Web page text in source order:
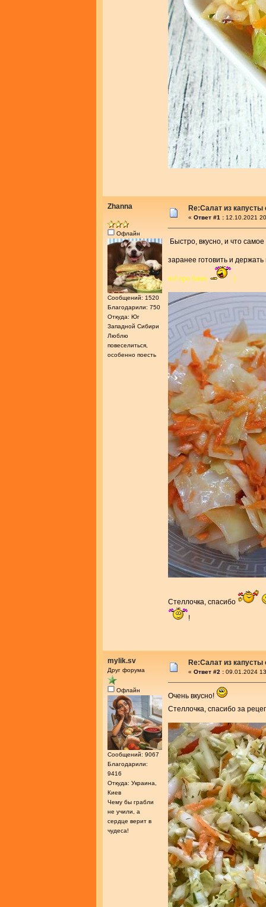
Zhanna
Офлайн
Сообщений: 1520
Благодарили: 750
Откуда: Юг
Западной Сибири
Люблю
повеселиться,
особенно поесть
Re:Салат из
« Ответ #1 : 12.10.2021
Быстро, вкусно, и что
заранее готовить и
всё про баню )
Стеллочка, спасибо
!
mylik.sv
Друг форума
Офлайн
Сообщений: 9067
Благодарили:
9416
Откуда: Украина,
Киев
Чему бы грабли
не учили, а
сердце верит в
чудеса!
Re:Салат из
« Ответ #2 : 09.01.2024
Очень вкусно!
Стеллочка, спасибо за